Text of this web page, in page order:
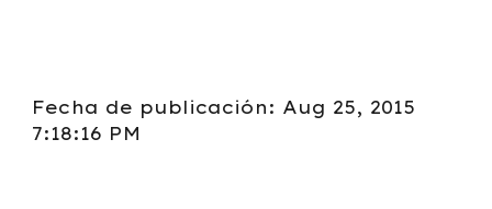
Fecha de publicación: Aug 25, 2015
7:18:16 PM